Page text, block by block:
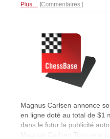
Plus… Commentaires
Magnus Carlsen annonce
en ligne doté au total de $1
dans le futur la publicité
Magnus Carlsen Tour sera